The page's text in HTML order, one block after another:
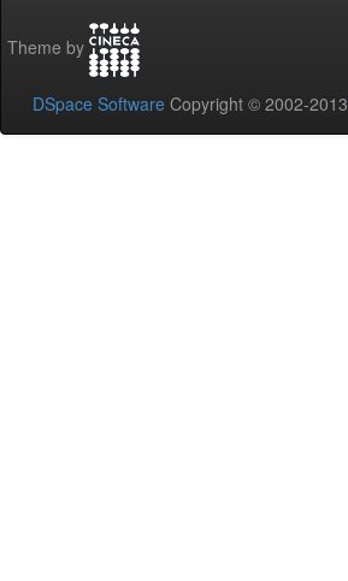
Theme by
DSpace Software Copyright © 2002-2013